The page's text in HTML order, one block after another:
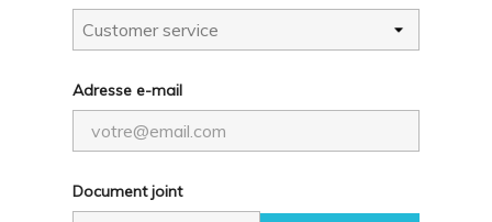
Adresse e-mail
Document joint